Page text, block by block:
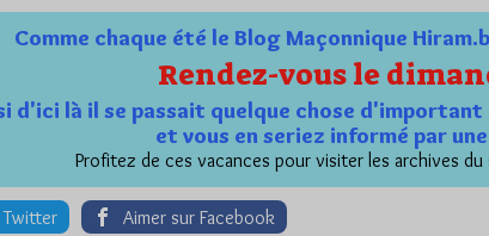
Comme chaque été le Blog Maçonnique
Rendez-vous le
d'ici là il se passait quelque chose
et vous en seriez informé par
Profitez de ces vacances pour visiter les archives
Twitter Aimer sur Facebook